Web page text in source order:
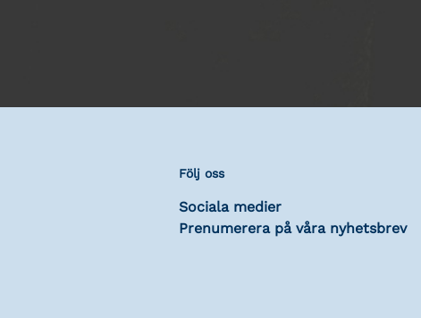
Följ oss
Sociala medier
Prenumerera på våra nyhetsbrev